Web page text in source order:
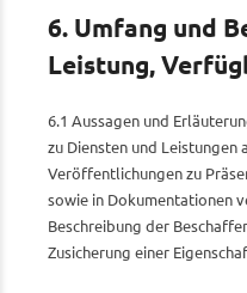
6. Umfang und
Leistung,
6.1 Aussagen und
zu Diensten und Leistungen
Veröffentlichungen zu
sowie in Dokumentationen
Beschreibung der
Zusicherung einer